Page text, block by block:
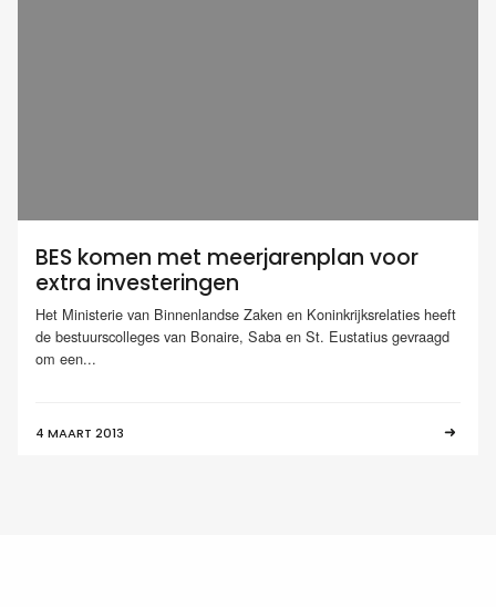
BES komen met meerjarenplan voor
extra investeringen
Het Ministerie van Binnenlandse Zaken en Koninkrijksrelaties heeft
de bestuurscolleges van Bonaire, Saba en St. Eustatius gevraagd
om een...
4 MAART 2013